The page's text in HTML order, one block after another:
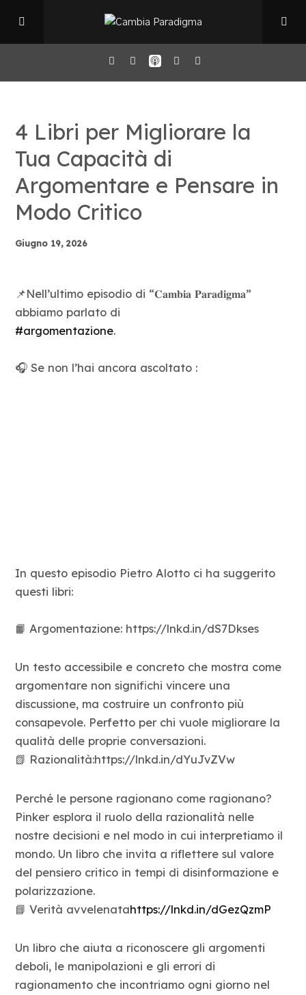
Chi sono
Blog
4 Libri per Migliorare la
Tua Capacità di
Argomentare e Pensare in
Modo Critico
Giugno 19, 2026
📌Nell’ultimo episodio di “𝐂𝐚𝐦𝐛𝐢𝐚 𝐏𝐚𝐫𝐚𝐝𝐢𝐠𝐦𝐚”
abbiamo parlato di
#argomentazione.
🎧 Se non l’hai ancora ascoltato :
In questo episodio Pietro Alotto ci ha suggerito
questi libri:
📙 Argomentazione: https://lnkd.in/dS7Dkses
Un testo accessibile e concreto che mostra come
argomentare non significhi vincere una
discussione, ma costruire un confronto più
consapevole. Perfetto per chi vuole migliorare la
qualità delle proprie conversazioni.
📗 Razionalità:https://lnkd.in/dYuJvZVw
Perché le persone ragionano come ragionano?
Pinker esplora il ruolo della razionalità nelle
nostre decisioni e nel modo in cui interpretiamo il
mondo. Un libro che invita a riflettere sul valore
del pensiero critico in tempi di disinformazione e
polarizzazione.
📘 Verità avvelenatahttps://lnkd.in/dGezQzmP
Un libro che aiuta a riconoscere gli argomenti
deboli, le manipolazioni e gli errori di
ragionamento che incontriamo ogni giorno nel